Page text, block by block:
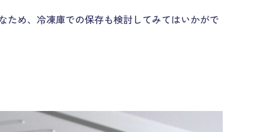
め、冷凍庫での保存も検討してみてはいかがで